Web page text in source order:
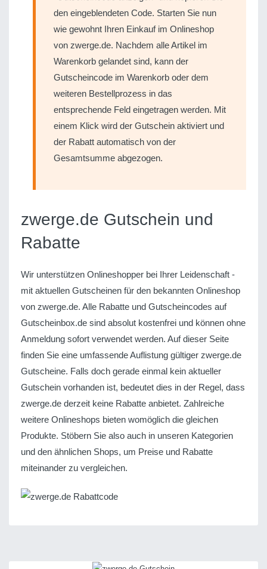
den eingeblendeten Code. Starten Sie nun
wie gewohnt Ihren Einkauf im Onlineshop
von zwerge.de. Nachdem alle Artikel im
Warenkorb gelandet sind, kann der
Gutscheincode im Warenkorb oder dem
weiteren Bestellprozess in das
entsprechende Feld eingetragen werden. Mit
einem Klick wird der Gutschein aktiviert und
der Rabatt automatisch von der
Gesamtsumme abgezogen.
zwerge.de Gutschein und
Rabatte
Wir unterstützen Onlineshopper bei Ihrer Leidenschaft -
mit aktuellen Gutscheinen für den bekannten Onlineshop
von zwerge.de. Alle Rabatte und Gutscheincodes auf
Gutscheinbox.de sind absolut kostenfrei und können ohne
Anmeldung sofort verwendet werden. Auf dieser Seite
finden Sie eine umfassende Auflistung gültiger zwerge.de
Gutscheine. Falls doch gerade einmal kein aktueller
Gutschein vorhanden ist, bedeutet dies in der Regel, dass
zwerge.de derzeit keine Rabatte anbietet. Zahlreiche
weitere Onlineshops bieten womöglich die gleichen
Produkte. Stöbern Sie also auch in unseren Kategorien
und den ähnlichen Shops, um Preise und Rabatte
miteinander zu vergleichen.